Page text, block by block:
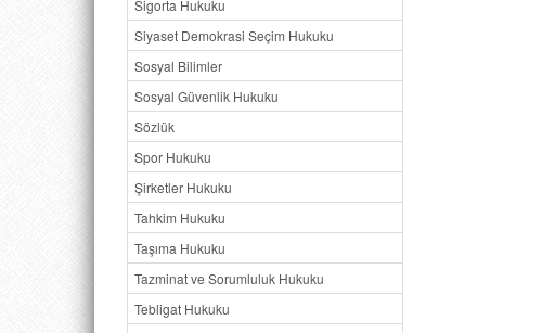
Sigorta Hukuku
Siyaset Demokrasi Seçim Hukuku
Sosyal Bilimler
Sosyal Güvenlik Hukuku
Sözlük
Spor Hukuku
Şirketler Hukuku
Tahkim Hukuku
Taşıma Hukuku
Tazminat ve Sorumluluk Hukuku
Tebligat Hukuku